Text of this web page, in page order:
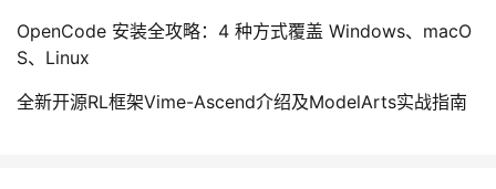
OpenCode 安装全攻略：4 种方式覆盖 Windows、macO
S、Linux
全新开源RL框架Vime-Ascend介绍及ModelArts实战指南